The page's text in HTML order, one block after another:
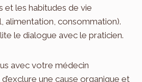
et les habitudes de vie
alimentation, consommation).
le dialogue avec le praticien.
avec votre médecin
une cause organique et